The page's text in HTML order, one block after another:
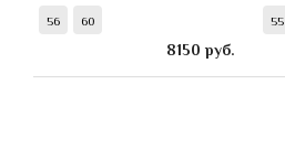
56 60
8150 руб.
55